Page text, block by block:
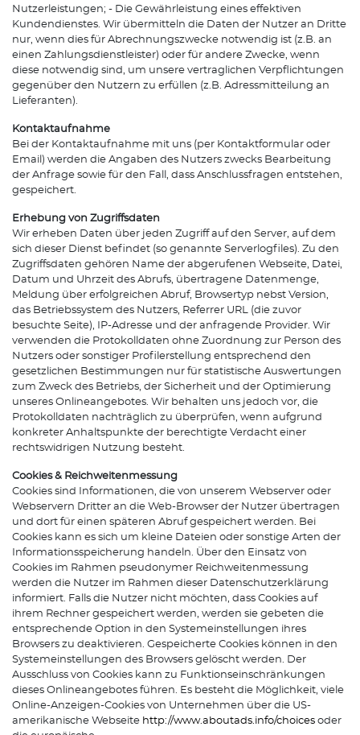
Nutzerleistungen; - Die Gewährleistung eines effektiven
Kundendienstes. Wir übermitteln die Daten der Nutzer an Dritte
nur, wenn dies für Abrechnungszwecke notwendig ist (z.B. an
einen Zahlungsdienstleister) oder für andere Zwecke, wenn
diese notwendig sind, um unsere vertraglichen Verpflichtungen
gegenüber den Nutzern zu erfüllen (z.B. Adressmitteilung an
Lieferanten).
Kontaktaufnahme
Bei der Kontaktaufnahme mit uns (per Kontaktformular oder
Email) werden die Angaben des Nutzers zwecks Bearbeitung
der Anfrage sowie für den Fall, dass Anschlussfragen entstehen,
gespeichert.
Erhebung von Zugriffsdaten
Wir erheben Daten über jeden Zugriff auf den Server, auf dem
sich dieser Dienst befindet (so genannte Serverlogfiles). Zu den
Zugriffsdaten gehören Name der abgerufenen Webseite, Datei,
Datum und Uhrzeit des Abrufs, übertragene Datenmenge,
Meldung über erfolgreichen Abruf, Browsertyp nebst Version,
das Betriebssystem des Nutzers, Referrer URL (die zuvor
besuchte Seite), IP-Adresse und der anfragende Provider. Wir
verwenden die Protokolldaten ohne Zuordnung zur Person des
Nutzers oder sonstiger Profilerstellung entsprechend den
gesetzlichen Bestimmungen nur für statistische Auswertungen
zum Zweck des Betriebs, der Sicherheit und der Optimierung
unseres Onlineangebotes. Wir behalten uns jedoch vor, die
Protokolldaten nachträglich zu überprüfen, wenn aufgrund
konkreter Anhaltspunkte der berechtigte Verdacht einer
rechtswidrigen Nutzung besteht.
Cookies & Reichweitenmessung
Cookies sind Informationen, die von unserem Webserver oder
Webservern Dritter an die Web-Browser der Nutzer übertragen
und dort für einen späteren Abruf gespeichert werden. Bei
Cookies kann es sich um kleine Dateien oder sonstige Arten der
Informationsspeicherung handeln. Über den Einsatz von
Cookies im Rahmen pseudonymer Reichweitenmessung
werden die Nutzer im Rahmen dieser Datenschutzerklärung
informiert. Falls die Nutzer nicht möchten, dass Cookies auf
ihrem Rechner gespeichert werden, werden sie gebeten die
entsprechende Option in den Systemeinstellungen ihres
Browsers zu deaktivieren. Gespeicherte Cookies können in den
Systemeinstellungen des Browsers gelöscht werden. Der
Ausschluss von Cookies kann zu Funktionseinschränkungen
dieses Onlineangebotes führen. Es besteht die Möglichkeit, viele
Online-Anzeigen-Cookies von Unternehmen über die US-
amerikanische Webseite http://www.aboutads.info/choices oder